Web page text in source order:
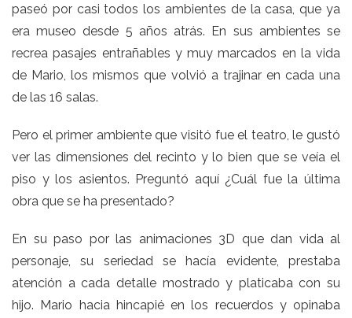
paseó por casi todos los ambientes de la casa, que ya
era museo desde 5 años atrás. En sus ambientes se
recrea pasajes entrañables y muy marcados en la vida
de Mario, los mismos que volvió a trajinar en cada una
de las 16 salas.
Pero el primer ambiente que visitó fue el teatro, le gustó
ver las dimensiones del recinto y lo bien que se veía el
piso y los asientos. Preguntó aquí ¿Cuál fue la última
obra que se ha presentado?
En su paso por las animaciones 3D que dan vida al
personaje, su seriedad se hacía evidente, prestaba
atención a cada detalle mostrado y platicaba con su
hijo. Mario hacia hincapié en los recuerdos y opinaba